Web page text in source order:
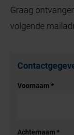
Graag
volgende
Voornaam*
Achternaam*